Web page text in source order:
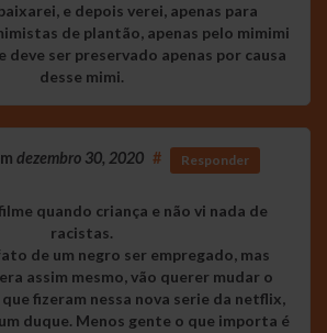
e depois verei, apenas para
de plantão, apenas pelo mimimi
deve ser preservado apenas por causa
desse mimi.
dezembro 30, 2020 # Responder
quando criança e não vi nada de
racistas.
de um negro ser empregado, mas
assim mesmo, vão querer mudar o
fizeram nessa nova serie da netflix,
duque. Menos gente o que importa é